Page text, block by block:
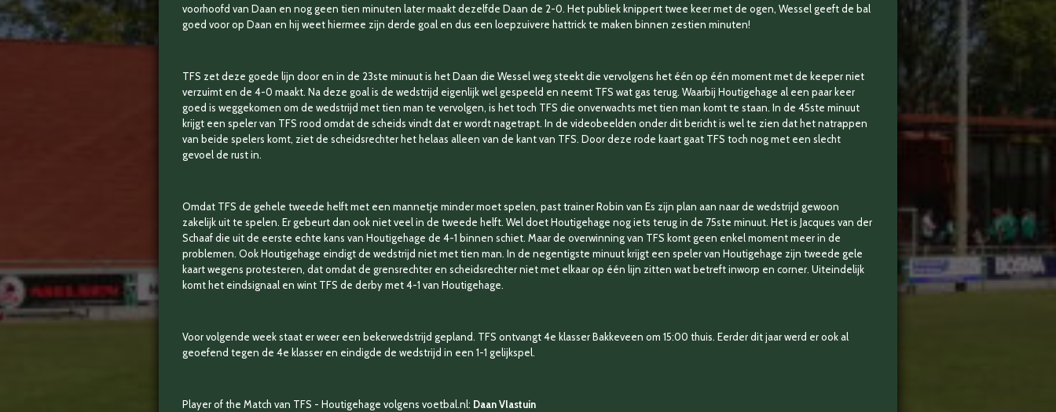
voorhoofd van Daan en nog geen tien minuten later maakt dezelfde Daan de 2-0. Het publiek knippert twee keer met de ogen, Wessel geeft de bal
goed voor op Daan en hij weet hiermee zijn derde goal en dus een loepzuivere hattrick te maken binnen zestien minuten!
TFS zet deze goede lijn door en in de 23ste minuut is het Daan die Wessel weg steekt die vervolgens het één op één moment met de keeper niet
verzuimt en de 4-0 maakt. Na deze goal is de wedstrijd eigenlijk wel gespeeld en neemt TFS wat gas terug. Waarbij Houtigehage al een paar keer
goed is weggekomen om de wedstrijd met tien man te vervolgen, is het toch TFS die onverwachts met tien man komt te staan. In de 45ste minuut
krijgt een speler van TFS rood omdat de scheids vindt dat er wordt nagetrapt. In de videobeelden onder dit bericht is wel te zien dat het natrappen
van beide spelers komt, ziet de scheidsrechter het helaas alleen van de kant van TFS. Door deze rode kaart gaat TFS toch nog met een slecht
gevoel de rust in.
Omdat TFS de gehele tweede helft met een mannetje minder moet spelen, past trainer Robin van Es zijn plan aan naar de wedstrijd gewoon
zakelijk uit te spelen. Er gebeurt dan ook niet veel in de tweede helft. Wel doet Houtigehage nog iets terug in de 75ste minuut. Het is Jacques van der
Schaaf die uit de eerste echte kans van Houtigehage de 4-1 binnen schiet. Maar de overwinning van TFS komt geen enkel moment meer in de
problemen. Ook Houtigehage eindigt de wedstrijd niet met tien man. In de negentigste minuut krijgt een speler van Houtigehage zijn tweede gele
kaart wegens protesteren, dat omdat de grensrechter en scheidsrechter niet met elkaar op één lijn zitten wat betreft inworp en corner. Uiteindelijk
komt het eindsignaal en wint TFS de derby met 4-1 van Houtigehage.
Voor volgende week staat er weer een bekerwedstrijd gepland. TFS ontvangt 4e klasser Bakkeveen om 15:00 thuis. Eerder dit jaar werd er ook al
geoefend tegen de 4e klasser en eindigde de wedstrijd in een 1-1 gelijkspel.
Player of the Match van TFS - Houtigehage volgens voetbal.nl: Daan Vlastuin